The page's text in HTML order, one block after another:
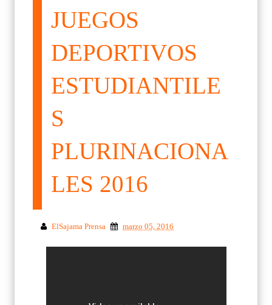
JUEGOS
DEPORTIVOS
ESTUDIANTILE
S
PLURINACIONA
LES 2016
ElSajama Prensa marzo 05, 2016